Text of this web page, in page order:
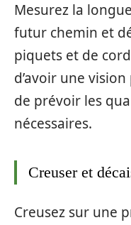
Mesurez la
futur chemin et
piquets et de
d’avoir une
de prévoir les
nécessaires.
Creuser et
Creusez sur une